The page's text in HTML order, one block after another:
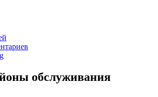
обслуживания